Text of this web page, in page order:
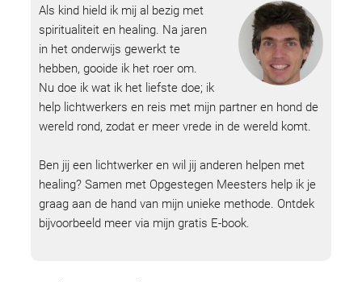
Als kind hield ik mij al bezig met
spiritualiteit en healing. Na jaren
in het onderwijs gewerkt te
hebben, gooide ik het roer om.
Nu doe ik wat ik het liefste doe; ik
help lichtwerkers en reis met mijn partner en hond de
wereld rond, zodat er meer vrede in de wereld komt.
Ben jij een lichtwerker en wil jij anderen helpen met
healing? Samen met Opgestegen Meesters help ik je
graag aan de hand van mijn unieke methode. Ontdek
bijvoorbeeld meer via mijn gratis E-book.